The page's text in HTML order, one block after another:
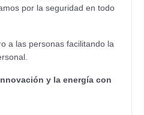
por la seguridad en todo
a las personas facilitando la
y la energía con